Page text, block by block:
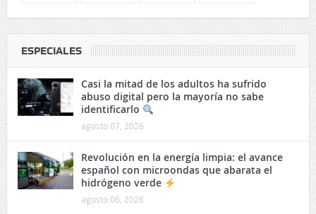
ESPECIALES
Casi la mitad de los adultos ha sufrido
abuso digital pero la mayoría no sabe
identificarlo
agosto 07, 2026
Revolución en la energía limpia: el avance
español con microondas que abarata el
hidrógeno verde
agosto 06, 2026